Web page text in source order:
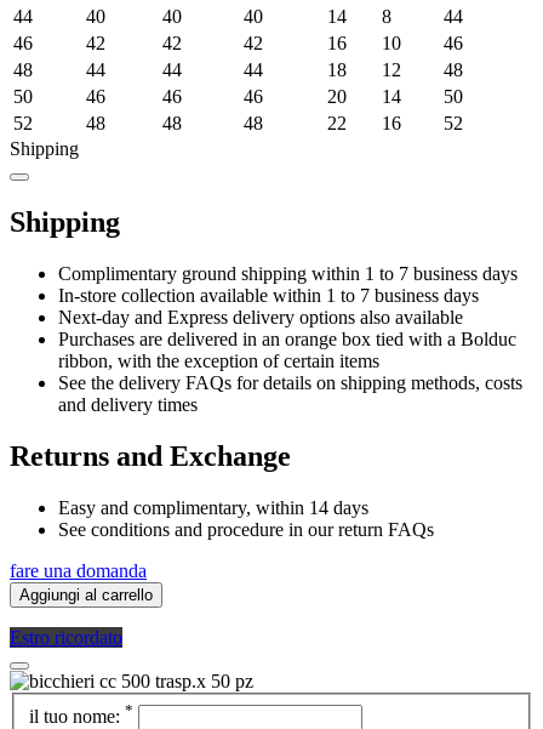
44 40 40 40 14 8
44
46
42 42 42 16 10
46
48
44 44 44 18 12
48
50
46 46 46 20 14
50
52
48 48 48 22 16
52
Shipping
Shipping
Complimentary ground shipping within 1 to 7 business days
In-store collection available within 1 to 7 business days
Next-day and Express delivery options also available
Purchases are delivered in an orange box tied with a Bolduc
ribbon, with the exception of certain items
See the delivery FAQs for details on shipping methods, costs
and delivery times
Returns and Exchange
Easy and complimentary, within 14 days
See conditions and procedure in our return FAQs
fare una domanda
Aggiungi al carrello
Estro ricordato
il tuo nome: *